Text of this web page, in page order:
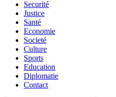
Securité
Justice
Santé
Economie
Societé
Culture
Sports
Education
Diplomatie
Contact